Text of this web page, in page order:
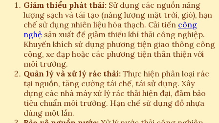
Giảm thiểu phát thải: Sử dụng các nguồn năng
lượng sạch và tái tạo (năng lượng mặt trời, gió), hạn
chế sử dụng nhiên liệu hóa thạch. Cải tiến công
nghệ sản xuất để giảm thiểu khí thải công nghiệp.
Khuyến khích sử dụng phương tiện giao thông công
cộng, xe đạp hoặc các phương tiện thân thiện với
môi trường.
Quản lý và xử lý rác thải: Thực hiện phân loại rác
tại nguồn, tăng cường tái chế, tái sử dụng. Xây
dựng các nhà máy xử lý rác thải hiện đại, đảm bảo
tiêu chuẩn môi trường. Hạn chế sử dụng đồ nhựa
dùng một lần.